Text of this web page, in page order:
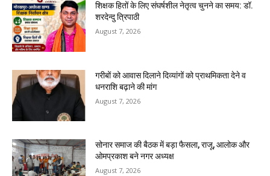
शिक्षक हितों के लिए संघर्षशील नेतृत्व चुनने का समय: डॉ.
शरदेन्दु त्रिपाठी
August 7, 2026
गरीबों को आवास दिलाने दिव्यांगों को प्राथमिकता देने व
धनराशि बढ़ाने की मांग
August 7, 2026
सोनार समाज की बैठक में बड़ा फैसला, राजू, आलोक और
ओमप्रकाश बने नगर अध्यक्ष
August 7, 2026